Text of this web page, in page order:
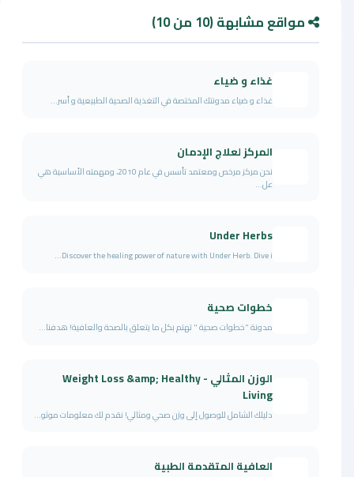
مواقع مشابهة (10 من 10)
غذاء و ضياء
غذاء و ضياء مدونتك المختصة في التغذية الصحية الطبيعية و أسر...
المركز لعلاج الإدمان
نحن مركز مرخص ومعتمد تأسس في عام 2010، ومهمته الأساسية هي
عل...
Under Herbs
Discover the healing power of nature with Under Herb. Dive i...
خطوات صحية
مدونة "خطوات صحية " تهتم بكل ما يتعلق بالصحة والعافية! هدفنا...
الوزن المثالي - Weight Loss &amp; Healthy
Living
دليلك الشامل للوصول إلى وزن صحي ومثالي! نقدم لك معلومات موثو...
العافية المتقدمة الطبية